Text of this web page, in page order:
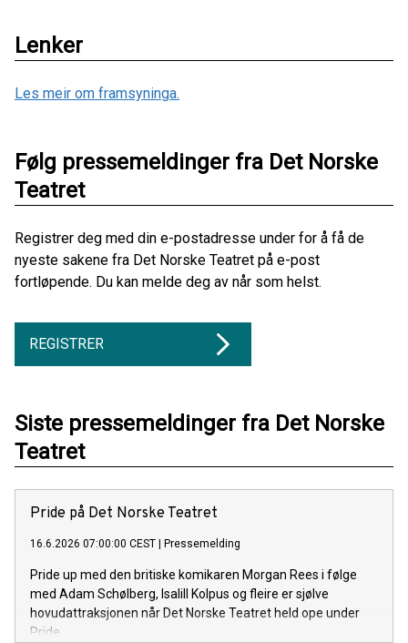
Lenker
Les meir om framsyninga.
Følg pressemeldinger fra Det Norske
Teatret
Registrer deg med din e-postadresse under for å få de
nyeste sakene fra Det Norske Teatret på e-post
fortløpende. Du kan melde deg av når som helst.
REGISTRER
Siste pressemeldinger fra Det Norske
Teatret
Pride på Det Norske Teatret
16.6.2026 07:00:00 CEST Pressemelding
Pride up med den britiske komikaren Morgan Rees i følge
med Adam Schølberg, Isalill Kolpus og fleire er sjølve
hovudattraksjonen når Det Norske Teatret held ope under
Pride.